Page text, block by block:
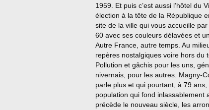
1959. Et puis c’est aussi l’hôtel
élection à la tête de la République
site de la ville qui vous accueille
60 avec ses couleurs délavées et
Autre France, autre temps. Au
repères nostalgiques voire hors du
Pollution et gâchis pour les uns,
nivernais, pour les autres. Magny-
parle plus et qui pourtant, à 79
population qui fond inlassablement
précède le nouveau siècle, les